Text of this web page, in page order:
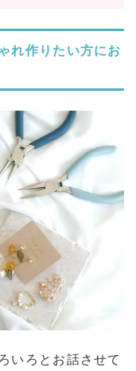
れ作りたい方にお
いろとお話させて